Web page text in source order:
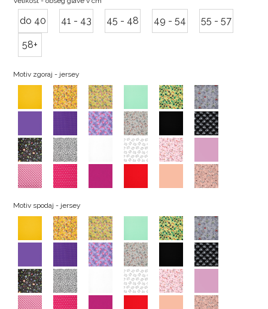
do 40 41 - 43 45 - 48 49 - 54 55 - 57
58+
Motiv zgoraj - jersey
Motiv spodaj - jersey